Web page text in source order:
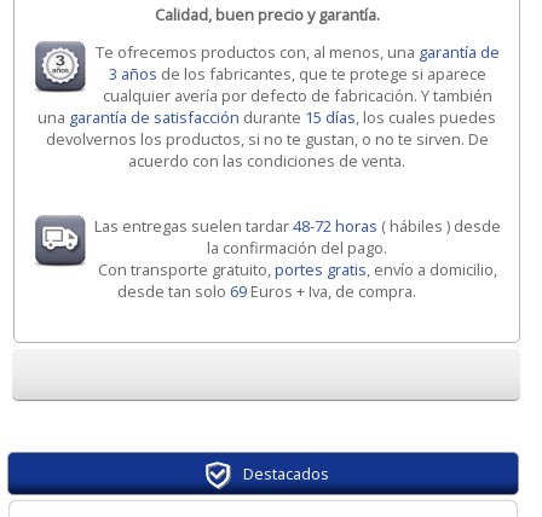
Calidad, buen precio y garantía.
Te ofrecemos productos con, al menos, una garantía de
3 años de los fabricantes, que te protege si aparece
cualquier avería por defecto de fabricación. Y también
una garantía de satisfacción durante 15 días, los cuales puedes
devolvernos los productos, si no te gustan, o no te sirven. De
acuerdo con las condiciones de venta.
Las entregas suelen tardar48-72 horas ( hábiles ) desde
la confirmación del pago.
Con transporte gratuito,portes gratis, envío a domicilio,
desde tan solo 69 Euros + Iva, de compra.
Destacados